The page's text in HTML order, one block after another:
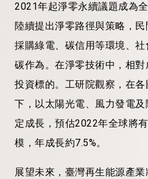
2021年起淨零永續議題成為
陸續提出淨零路徑與策略，
採購綠電、碳信用等環境、
碳作為。在淨零技術中，相
投資標的。工研院觀察，在
下，以太陽光電、風力發電
定成長，預估2022年全球將
模，年成長約7.5%。
展望未來，臺灣再生能源產業